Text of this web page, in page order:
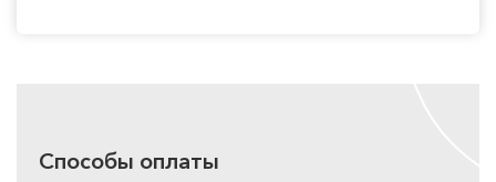
Способы оплаты